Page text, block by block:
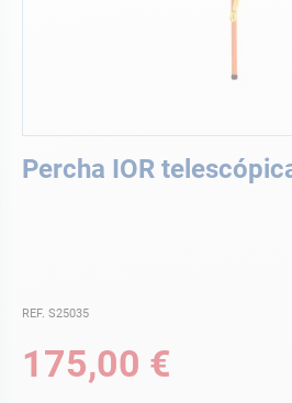
Percha IOR
REF. S25035
175,00 €
al